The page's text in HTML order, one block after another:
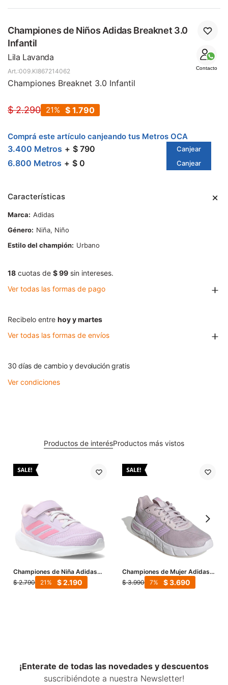
Championes de Niños Adidas Breaknet 3.0
Infantil
Lila Lavanda
Contacto
009.KI867214062
Championes Breaknet 3.0 Infantil
$ 2.290 $ 1.790
21
Comprá este artículo canjeando tus Metros OCA
3.400 Metros $ 790 Canjear
6.800 Metros $ 0 Canjear
Características
Marca
Adidas
Género
Niña, Niño
Estilo del champión
Urbano
18 cuotas de $ 99 sin intereses.
Ver todas las formas de pago
Recibelo entre hoy y martes
Ver todas las formas de envíos
30 días de cambio y devolución gratis
Ver condiciones
Productos de interésProductos más vistos
Championes de Niña Adidas
Run Falcon 5 Infantil - Lila -
$ 2.790 $2.190
21
Championes de Mujer Adidas
Cloudfoam Flex - Lila - Rosado
$ 3.990 $3.690
7
¡Enterate de todas las novedades y descuentos
suscribiéndote a nuestra Newsletter!